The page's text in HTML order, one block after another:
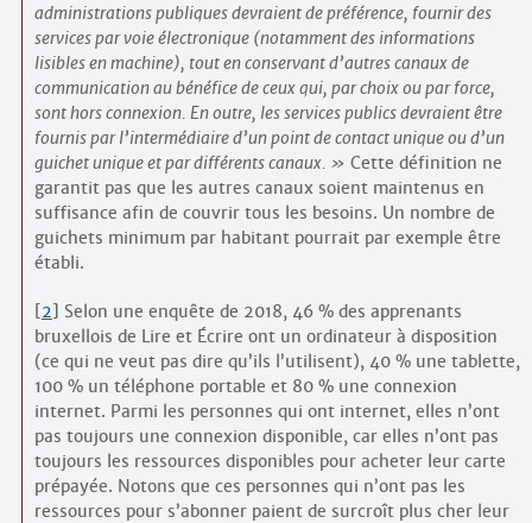
administrations publiques devraient de préférence, fournir des
services par voie électronique (notamment des informations
lisibles en machine), tout en conservant d’autres canaux de
communication au bénéfice de ceux qui, par choix ou par force,
sont hors connexion. En outre, les services publics devraient être
fournis par l’intermédiaire d’un point de contact unique ou d’un
guichet unique et par différents canaux.
Cette définition ne
garantit pas que les autres canaux soient maintenus en
suffisance afin de couvrir tous les besoins. Un nombre de
guichets minimum par habitant pourrait par exemple être
établi.
[2] Selon une enquête de 2018, 46 % des apprenants
bruxellois de Lire et Écrire ont un ordinateur à disposition
(ce qui ne veut pas dire qu’ils l’utilisent), 40 % une tablette,
100 % un téléphone portable et 80 % une connexion
internet. Parmi les personnes qui ont internet, elles n’ont
pas toujours une connexion disponible, car elles n’ont pas
toujours les ressources disponibles pour acheter leur carte
prépayée. Notons que ces personnes qui n’ont pas les
ressources pour s’abonner paient de surcroît plus cher leur